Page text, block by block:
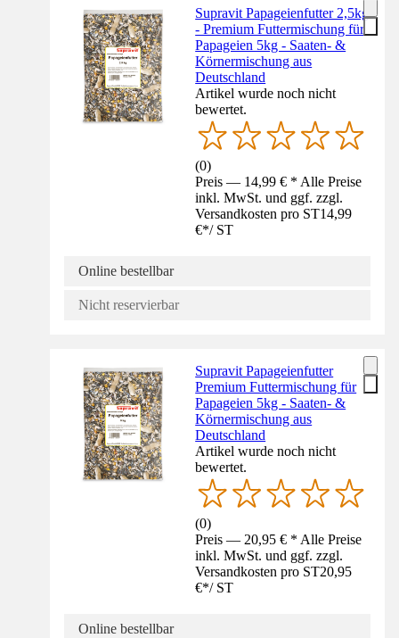
Supravit Papageienfutter 2,5kg
- Premium Futtermischung für
Papageien 5kg - Saaten- &
Körnermischung aus
Deutschland
Artikel wurde noch nicht
bewertet.
(0)
Preis — 14,99 € * Alle Preise
inkl. MwSt. und ggf. zzgl.
Versandkosten pro ST14,99
€*/ ST
Online bestellbar
Nicht reservierbar
Supravit Papageienfutter
Premium Futtermischung für
Papageien 5kg - Saaten- &
Körnermischung aus
Deutschland
Artikel wurde noch nicht
bewertet.
(0)
Preis — 20,95 € * Alle Preise
inkl. MwSt. und ggf. zzgl.
Versandkosten pro ST20,95
€*/ ST
Online bestellbar